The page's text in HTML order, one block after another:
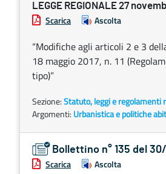
LEGGE REGIONALE 27
Scarica Ascolta
“Modifiche agli articoli 2 e 3
18 maggio 2017, n. 11
tipo)”
Sezione:Statuto, leggi e regolamenti
Argomenti: Urbanistica e politiche
Bollettino n° 135 del 30/
Scarica Ascolta